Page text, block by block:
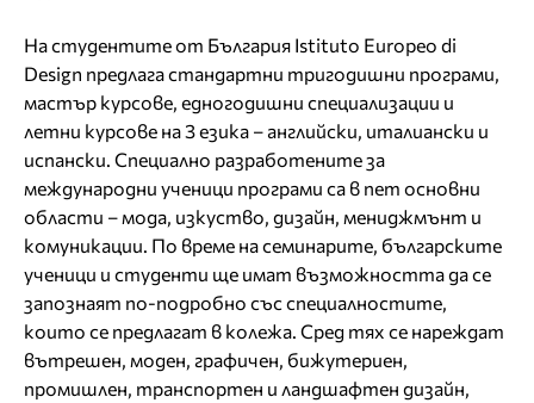
На студентите от България Istituto Europeo di
Design предлага стандартни тригодишни програми,
мастър курсове, едногодишни специализации и
летни курсове на 3 езика – английски, италиански и
испански. Специално разработените за
международни ученици програми са в пет основни
области – мода, изкуство, дизайн, мениджмънт и
комуникации. По време на семинарите, българските
ученици и студенти ще имат възможността да се
запознаят по-подробно със специалностите,
които се предлагат в колежа. Сред тях се нареждат
вътрешен, моден, графичен, бижутериен,
промишлен, транспортен и ландшафтен дизайн,